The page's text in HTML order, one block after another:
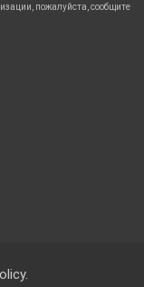
пожалуйста, сообщите